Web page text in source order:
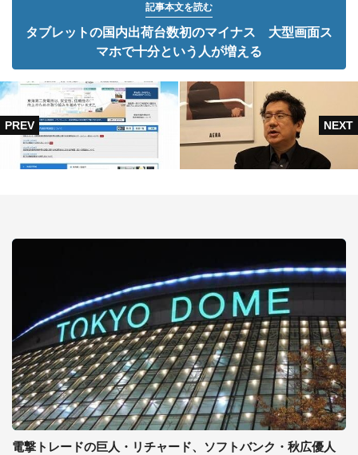
記事本文を読む
タブレットの国内出荷台数初のマイナス 大型画面ス
マホで十分という人が増える
電撃トレードの巨人・リチャード、ソフトバンク・秋広優人